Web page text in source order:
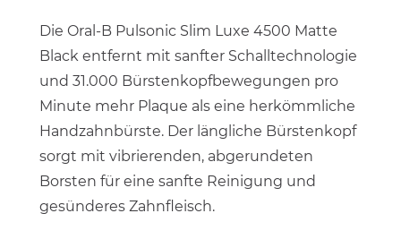
Die Oral-B Pulsonic Slim Luxe 4500 Matte
Black entfernt mit sanfter Schalltechnologie
und 31.000 Bürstenkopfbewegungen pro
Minute mehr Plaque als eine herkömmliche
Handzahnbürste. Der längliche Bürstenkopf
sorgt mit vibrierenden, abgerundeten
Borsten für eine sanfte Reinigung und
gesünderes Zahnfleisch.